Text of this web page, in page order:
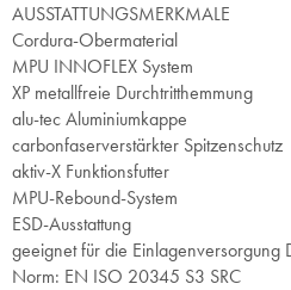
AUSSTATTUNGSMERKMALE
Cordura-Obermaterial
MPU INNOFLEX System
XP metallfreie Durchtritthemmung
alu-tec Aluminiumkappe
carbonfaserverstärkter Spitzenschutz
aktiv-X Funktionsfutter
MPU-Rebound-System
ESD-Ausstattung
geeignet für die Einlagenversorgung
Norm: EN ISO 20345 S3 SRC